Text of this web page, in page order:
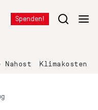
Spenden!
Klimakosten